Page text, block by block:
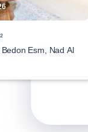
Bedon Esm, Nad Al